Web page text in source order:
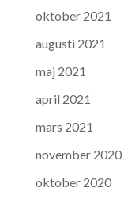
oktober 2021
augusti 2021
maj 2021
april 2021
mars 2021
november 2020
oktober 2020